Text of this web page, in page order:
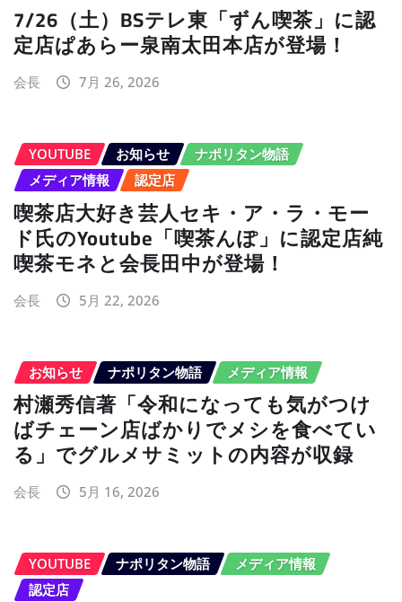
7/26（土）BSテレ東「ずん喫茶」に認
定店ぱあらー泉南太田本店が登場！
会長 7月 26, 2026
YOUTUBE お知らせ
ナポリタン物語
メディア情報
認定店
喫茶店大好き芸人セキ・ア・ラ・モー
ド氏のYoutube「喫茶んぽ」に認定店純
喫茶モネと会長田中が登場！
会長 5月 22, 2026
お知らせ ナポリタン物語 メディア情報
村瀬秀信著「令和になっても気がつけ
ばチェーン店ばかりでメシを食べてい
る」でグルメサミットの内容が収録
会長 5月 16, 2026
YOUTUBE ナポリタン物語
メディア情報
認定店